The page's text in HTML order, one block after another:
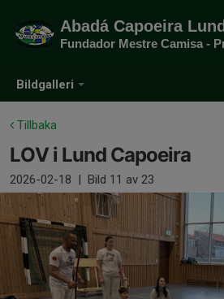
Bildgalleri
Abadá Capoeira Lund
Tillbaka
LOV i Lund Capoeira
2026-02-18 | Bild 11 av 23